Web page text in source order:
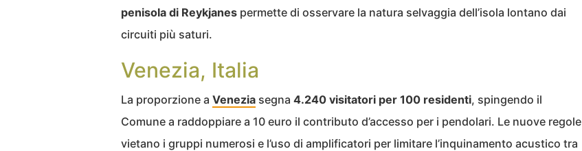
penisola di Reykjanes permette di osservare la natura selvaggia dell’isola lontano dai
circuiti più saturi.
Venezia, Italia
La proporzione a Venezia segna 4.240 visitatori per 100 residenti, spingendo il
Comune a raddoppiare a 10 euro il contributo d’accesso per i pendolari. Le nuove regole
vietano i gruppi numerosi e l’uso di amplificatori per limitare l’inquinamento acustico tra